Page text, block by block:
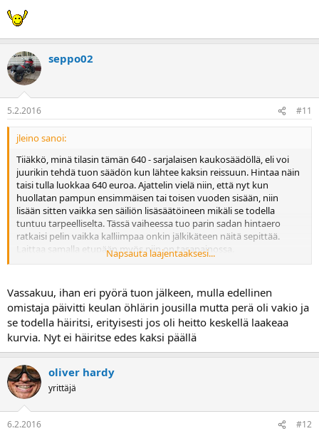
seppo02
5.2.2016 #11
jleino sanoi:
Tiiäkkö, minä tilasin tämän 640 - sarjalaisen kaukosäädöllä, eli voi
juurikin tehdä tuon säädön kun lähtee kaksin reissuun. Hintaa näin
taisi tulla luokkaa 640 euroa. Ajattelin vielä niin, että nyt kun
huollatan pampun ensimmäisen tai toisen vuoden sisään, niin
lisään sitten vaikka sen säiliön lisäsäätöineen mikäli se todella
tuntuu tarpeelliselta. Tässä vaiheessa tuo parin sadan hintaero
ratkaisi pelin vaikka kalliimpaa onkin jälkikäteen näitä sepittää.
Laittaa samalla etupään myös niin on tasapainossa.
Olipa hyvä topicci tämä josta oli todella paljon apua, kiitos siitä
oottaa, mutta jospa se sieltä sitten taas aikanaan tulee
Napsauta laajentaaksesi...
Vassakuu, ihan eri pyörä tuon jälkeen, mulla edellinen
omistaja päivitti keulan öhlärin jousilla mutta perä oli vakio ja
se todella häiritsi, erityisesti jos oli heitto keskellä laakeaa
kurvia. Nyt ei häiritse edes kaksi päällä
oliver hardy
yrittäjä
6.2.2016 #12